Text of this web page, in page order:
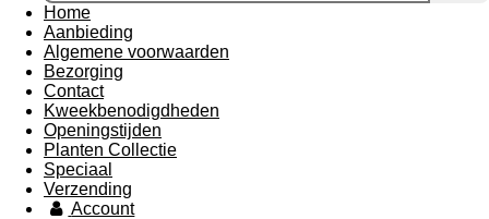
Home
Aanbieding
Algemene voorwaarden
Bezorging
Contact
Kweekbenodigdheden
Openingstijden
Planten Collectie
Speciaal
Verzending
Account